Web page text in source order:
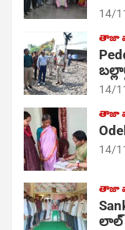
14/
తాజా
14/
తాజా
14/
తాజా
లాల్